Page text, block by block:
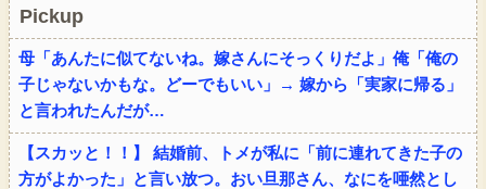
Pickup
母「あんたに似てないね。嫁さんにそっくりだよ」俺「俺の
子じゃないかもな。どーでもいい」→ 嫁から「実家に帰る」
と言われたんだが…
【スカッと！！】 結婚前、トメが私に「前に連れてきた子の
方がよかった」と言い放つ。おい旦那さん、なにを唖然とし